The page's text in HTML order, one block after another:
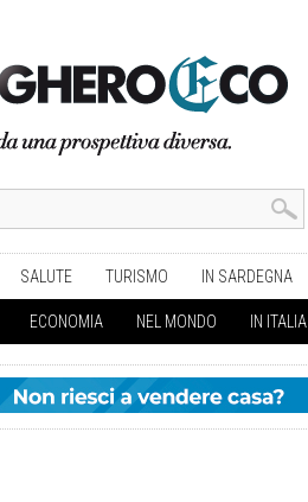
SALUTE TURISMO IN SARDEGNA
ECONOMIA NEL MONDO IN ITALIA